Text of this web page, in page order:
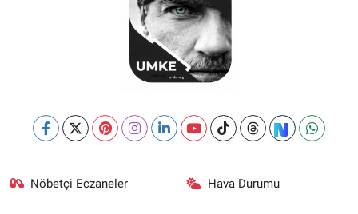
Nöbetçi Eczaneler Hava Durumu